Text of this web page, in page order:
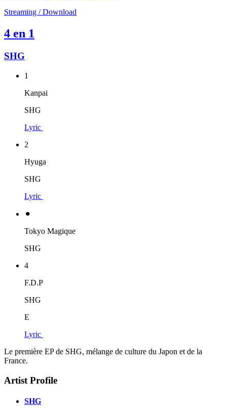
Streaming / Download
4 en 1
SHG
1
Kanpai
SHG
Lyric
2
Hyuga
SHG
Lyric
⚫︎
Tokyo Magique
SHG
4
F.D.P
SHG
E
Lyric
Le première EP de SHG, mélange de culture du Japon et de la
France.
Artist Profile
SHG